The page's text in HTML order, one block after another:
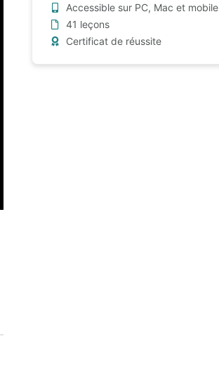
Accessible sur PC, Mac et mobile
41 leçons
Certificat de réussite